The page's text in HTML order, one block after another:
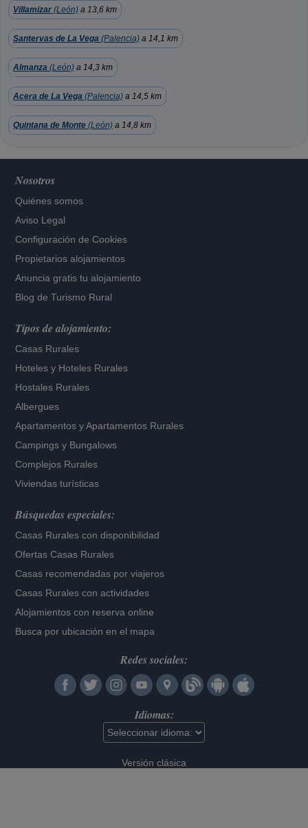
Villamizar (León) a 13,6 km
Santervas de La Vega (Palencia) a 14,1 km
Almanza (León) a 14,3 km
Acera de La Vega (Palencia) a 14,5 km
Quintana de Monte (León) a 14,8 km
Nosotros
Quiénes somos
Aviso Legal
Configuración de Cookies
Propietarios alojamientos
Anuncia gratis tu alojamiento
Blog de Turismo Rural
Tipos de alojamiento:
Casas Rurales
Hoteles y Hoteles Rurales
Hostales Rurales
Albergues
Apartamentos yApartamentos Rurales
Campings y Bungalows
Complejos Rurales
Viviendas turísticas
Búsquedas especiales:
Casas Rurales con disponibilidad
Ofertas Casas Rurales
Casas recomendadas por viajeros
Casas Rurales con actividades
Alojamientos con reserva online
Busca por ubicación en el mapa
Redes sociales:
Idiomas:
Versión clásica